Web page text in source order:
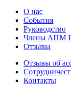
О нас
События
Руководство
Члены АПМ
Отзывы
Отзывы об
Контакты